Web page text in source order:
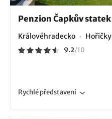
Penzion Čapkův statek
Královéhradecko Hořičky
9.2/10
Rychlépředstavení